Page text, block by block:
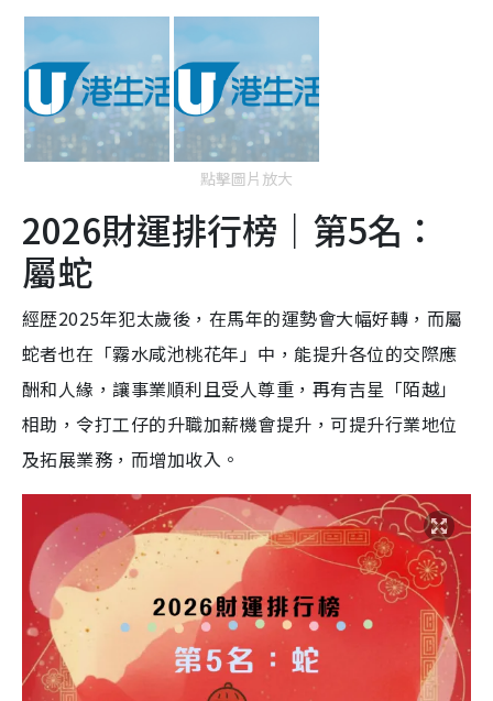
點擊圖片放大
2026財運排行榜｜第5名：
屬蛇
經歴2025年犯太歲後，在馬年的運勢會大幅好轉，而屬
蛇者也在「霧水咸池桃花年」中，能提升各位的交際應
酬和人緣，讓事業順利且受人尊重，再有吉星「陌越」
相助，令打工仔的升職加薪機會提升，可提升行業地位
及拓展業務，而增加收入。